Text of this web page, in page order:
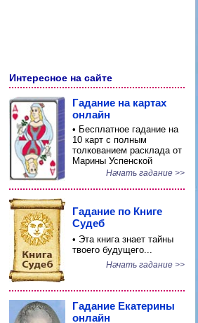
Интересное на сайте
Гадание на картах
онлайн
• Бесплатное гадание на
10 карт с полным
толкованием расклада от
Марины Успенской
Начать гадание >>
Гадание по Книге
Судеб
• Эта книга знает тайны
твоего будущего...
Начать гадание >>
Гадание Екатерины
онлайн